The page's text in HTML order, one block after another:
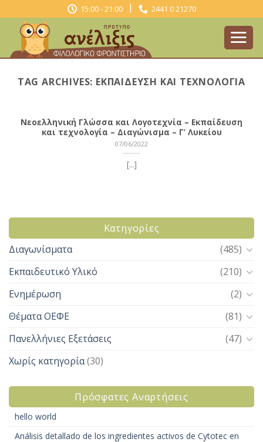
to
content
15:00 - 21:00 | 2441 0 21270
TAG ARCHIVES: ΕΚΠΑΊΔΕΥΣΗ ΚΑΙ ΤΕΧΝΟΛΟΓΊΑ
Νεοελληνική Γλώσσα και Λογοτεχνία – Εκπαίδευση
και τεχνολογία – Διαγώνισμα – Γ’ Λυκείου
07/06/2022
[...]
Kατηγορίες
Διαγωνίσματα
(485)
Εκπαιδευτικό Υλικό
(210)
Ενημέρωση
(2)
Θέματα ΟΕΦΕ
(81)
Πανελλήνιες Εξετάσεις
(47)
Χωρίς κατηγορία(30)
Πρόσφατες Αναρτήσεις
hello world
Análisis detallado de los ingredientes activos de Cytotec en